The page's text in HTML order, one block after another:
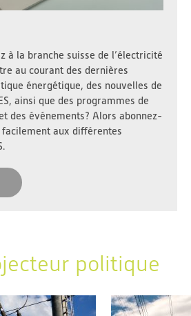
à la branche suisse de l’électricité
au courant des dernières
énergétique, des nouvelles de
ainsi que des programmes de
des événements? Alors abonnez-
aux différentes
politique